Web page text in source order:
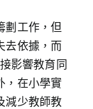
劃工作，但
去依據，而
影響教育同
，在小學實
減少教師教